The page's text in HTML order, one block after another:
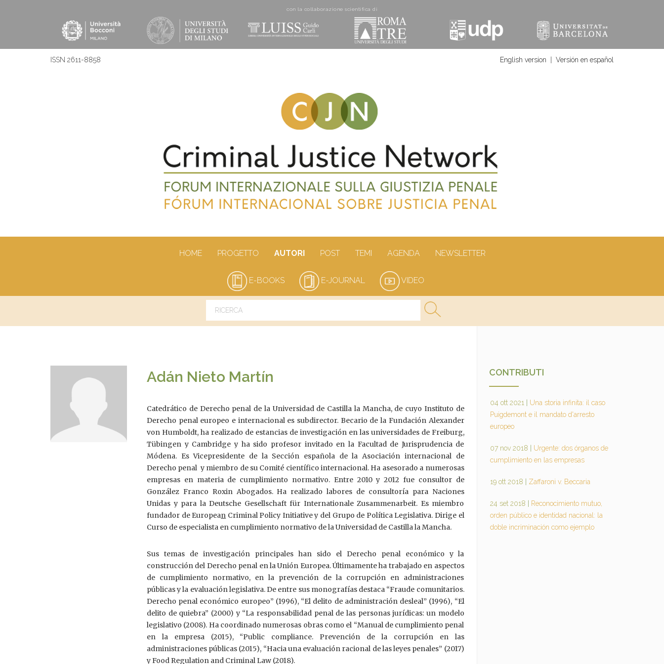
con la collaborazione scientifica di
ISSN 2611-8858 English version Versión en español
HOME PROGETTO AUTORI POST TEMI AGENDA NEWSLETTER
E-BOOKS E-JOURNAL VIDEO
Adán Nieto Martín
Catedrático de Derecho penal de la Universidad de Castilla la Mancha, de cuyo Instituto de
Derecho penal europeo e internacional es subdirector. Becario de la Fundación Alexander
von Humboldt, ha realizado de estancias de investigación en las universidades de Freiburg,
Tübingen y Cambridge y ha sido profesor invitado en la Facultad de Jurisprudencia de
Módena. Es Vicepresidente de la Sección española de la Asociación internacional de
Derecho penal y miembro de su Comité científico internacional. Ha asesorado a numerosas
empresas en materia de cumplimiento normativo. Entre 2010 y 2012 fue consultor de
González Franco Roxin Abogados. Ha realizado labores de consultoría para Naciones
Unidas y para la Deutsche Gesellschaft für Internationale Zusammenarbeit. Es miembro
fundador de European Criminal Policy Initiative y del Grupo de Política Legislativa. Dirige el
Curso de especialista en cumplimiento normativo de la Universidad de Castilla la Mancha.
Sus temas de investigación principales han sido el Derecho penal económico y la
construcción del Derecho penal en la Unión Europea. Últimamente ha trabajado en aspectos
de cumplimiento normativo, en la prevención de la corrupción en administraciones
públicas y la evaluación legislativa. De entre sus monografías destaca “Fraude comunitarios.
Derecho penal económico europeo” (1996), “El delito de administración desleal” (1996), “El
delito de quiebra” (2000) y “La responsabilidad penal de las personas jurídicas: un modelo
legislativo (2008). Ha coordinado numerosas obras como el “Manual de cumplimiento penal
en la empresa (2015), “Public compliance. Prevención de la corrupción en las
administraciones públicas (2015), “Hacia una evaluación racional de las leyes penales” (2017)
y Food Regulation and Criminal Law (2018).
CONTRIBUTI
04 ott 2021
Una storia infinita: il caso
Puigdemont e il mandato d'arresto
europeo
07 nov 2018
Urgente: dos órganos de
cumplimiento en las empresas
19 ott 2018 Zaffaroni v. Beccaria
24 set 2018
Reconocimiento mutuo,
orden público e identidad nacional: la
doble incriminación como ejemplo